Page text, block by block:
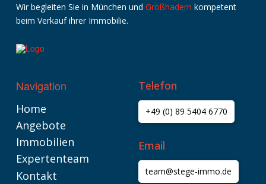
Wir begleiten Sie in München und Großhadern kompetent
beim Verkauf ihrer Immobilie.
Navigation
Home
Angebote
Immobilien
Expertenteam
Kontakt
Telefon
+49 (0) 89 5404 6770
Email
team@stege-immo.de